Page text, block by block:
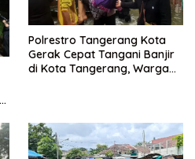
Polrestro Tangerang Kota
Gerak Cepat Tangani Banjir
di Kota Tangerang, Warga